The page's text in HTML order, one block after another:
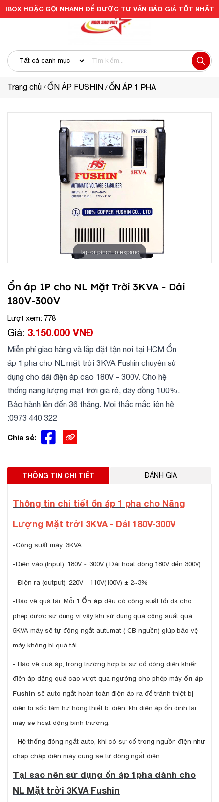
Trang chủ ỔN ÁP FUSHIN ỔN ÁP 1 PHA
Tap or pinch to expand
Ổn áp 1P cho NL Mặt Trời 3KVA - Dải
180V-300V
Lượt xem: 778
Giá: 3.150.000 VNĐ
Miễn phí giao hàng và lắp đặt tận nơi tại HCM Ổn
áp 1 pha cho NL mặt trời 3KVA Fushin chuyên sử
dụng cho dải điện áp cao 180V - 300V. Cho hệ
thống năng lượng mặt trời giá rẻ, dây đồng 100%.
Bảo hành lên đến 36 tháng. Mọi thắc mắc liên hệ
:0973 440 322
Chia sẻ:
THÔNG TIN CHI TIẾT ĐÁNH GIÁ
Thông tin chi tiết ổn áp 1 pha cho Năng
Lượng Mặt trời 3KVA - Dải 180V-300V
-Công suất máy: 3KVA
-Điện vào (Input): 180V ~ 300V ( Dải hoạt động 180V đến 300V)
- Điện ra (output): 220V - 110V(100V) ± 2~3%
-Bảo vệ quá tải: Mỗi 1 Ổn áp đều có công suất tối đa cho
phép được sử dụng vì vậy khi sử dụng quá công suất quá
5KVA máy sẽ tự động ngắt autumat ( CB nguồn) giúp bảo vệ
máy không bị quá tải.
- Bảo vệ quá áp, trong trường hợp bị sự cố dòng điện khiến
điên áp dâng quá cao vượt qua ngướng cho phép máy ổn áp
Fushin sẽ auto ngắt hoàn toàn điện áp ra để tránh thiệt bị
điện bị sốc làm hư hỏng thiết bị điện, khi điện áp ổn định lại
máy sẽ hoạt động bình thường.
- Hệ thống đóng ngắt auto, khi có sự cố trong nguồn điện như
chạp chập điện máy cũng sẽ tự động ngắt điện
Tại sao nên sử dụng ổn áp 1pha dành cho
NL Mặt trời 3KVA Fushin
IBOX HOẶC GỌI NHANH ĐỂ ĐƯỢC TƯ VẤN BÁO GIÁ TỐT NHẤT